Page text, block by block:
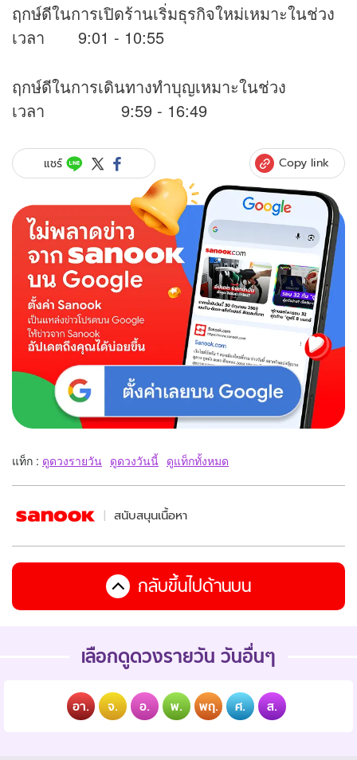
ฤกษ์ดีในการเปิดร้านเริ่มธุรกิจใหม่เหมาะในช่วง
เวลา 9:01 - 10:55
ฤกษ์ดีในการเดินทางทำบุญเหมาะในช่วง
เวลา 9:59 - 16:49
แชร์ Copy link
แท็ก : ดูดวงรายวัน ดูดวงวันนี้ ดูแท็กทั้งหมด
สนับสนุนเนื้อหา
กลับขึ้นไปด้านบน
เลือกดูดวงรายวัน วันอื่นๆ
อา. จ. อ. พ. พฤ. ศ. ส.